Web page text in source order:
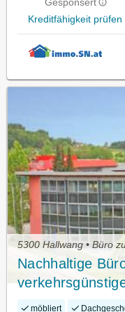
Kreditfähigkeit prüfen
5300 Hallwang • Büro
Nachhaltige
zu vermieten
möbliert